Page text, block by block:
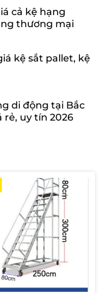
cả kệ hạng
thương mại
kệ sắt pallet, kệ
di động tại Bắc
rẻ, uy tín 2026